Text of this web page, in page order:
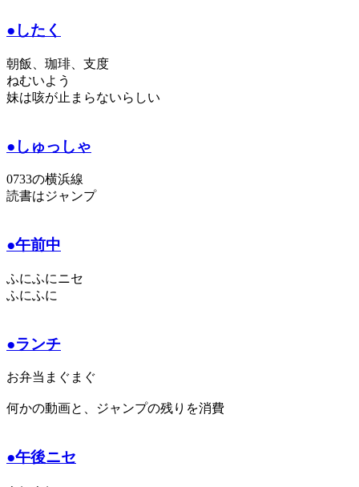
●したく
朝飯、珈琲、支度
ねむいよう
妹は咳が止まらないらしい
●しゅっしゃ
0733の横浜線
読書はジャンプ
●午前中
ふにふにニセ
ふにふに
●ランチ
お弁当まぐまぐ
何かの動画と、ジャンプの残りを消費
●午後ニセ